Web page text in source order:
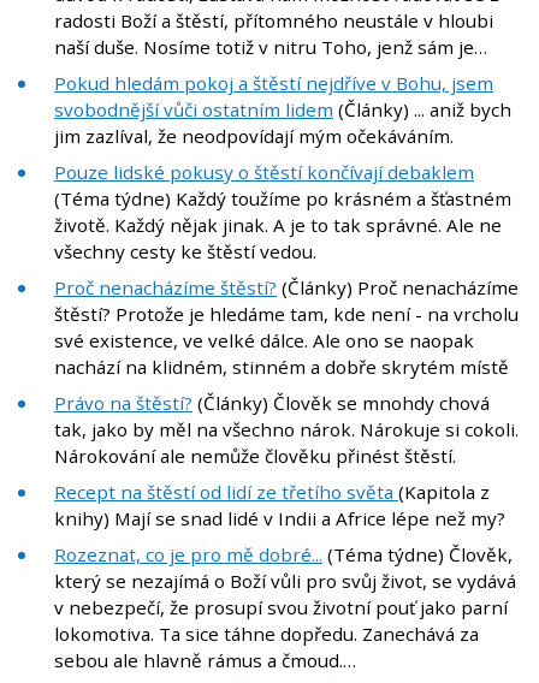
radosti Boží a štěstí, přítomného neustále v hloubi
naší duše. Nosíme totiž v nitru Toho, jenž sám je…
Pokud hledám pokoj a štěstí nejdříve v Bohu, jsem
svobodnější vůči ostatním lidem (Články) ... aniž bych
jim zazlíval, že neodpovídají mým očekáváním.
Pouze lidské pokusy o štěstí končívají debaklem
(Téma týdne) Každý toužíme po krásném a šťastném
životě. Každý nějak jinak. A je to tak správné. Ale ne
všechny cesty ke štěstí vedou.
Proč nenacházíme štěstí? (Články) Proč nenacházíme
štěstí? Protože je hledáme tam, kde není - na vrcholu
své existence, ve velké dálce. Ale ono se naopak
nachází na klidném, stinném a dobře skrytém místě
Právo na štěstí? (Články) Člověk se mnohdy chová
tak, jako by měl na všechno nárok. Nárokuje si cokoli.
Nárokování ale nemůže člověku přinést štěstí.
Recept na štěstí od lidí ze třetího světa (Kapitola z
knihy) Mají se snad lidé v Indii a Africe lépe než my?
Rozeznat, co je pro mě dobré... (Téma týdne) Člověk,
který se nezajímá o Boží vůli pro svůj život, se vydává
v nebezpečí, že prosupí svou životní pouť jako parní
lokomotiva. Ta sice táhne dopředu. Zanechává za
sebou ale hlavně rámus a čmoud.…